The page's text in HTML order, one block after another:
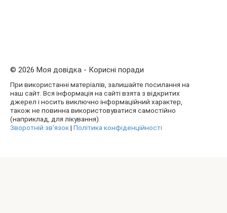
© 2026 Моя довідка - Корисні поради
При використанні матеріалів, залишайте посилання на
наш сайт. Вся інформація на сайті взята з відкритих
джерел і носить виключно інформаційний характер,
також не повинна використовуватися самостійно
(наприклад, для лікування).
Зворотній зв’язок| Політика конфіденційності